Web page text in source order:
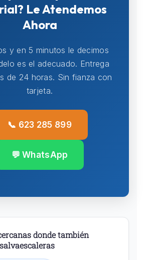
Le Atendemos
Ahora
y en 5 minutos le decimos
es el adecuado. Entrega
de 24 horas. Sin fianza con
tarjeta.
📞 623 285 899
💬 WhatsApp
donde también